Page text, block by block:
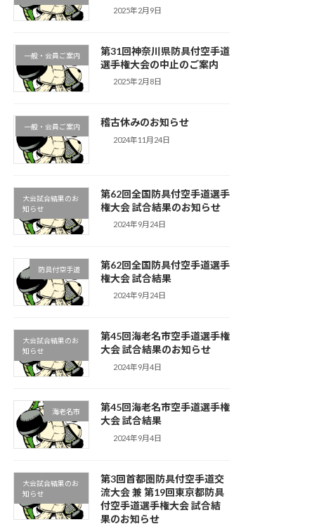
2025年2月9日
一般・会員ご案内
第31回神奈川県防具付空手道
選手権大会の中止のご案内
2025年2月8日
一般・会員ご案内 稽古休みのお知らせ
2024年11月24日
大会試合結果のお
知らせ
第62回全国防具付空手道選手
権大会 試合結果のお知らせ
2024年9月24日
防具付空手道
第62回全国防具付空手道選手
権大会 試合結果
2024年9月24日
大会試合結果のお
知らせ
第45回海老名市空手道選手権
大会 試合結果のお知らせ
2024年9月4日
海老名市
第45回海老名市空手道選手権
大会 試合結果
2024年9月4日
大会試合結果のお
知らせ
第3回首都圏防具付空手道交
流大会 兼 第19回東京都防具
付空手道選手権大会 試合結
果のお知らせ